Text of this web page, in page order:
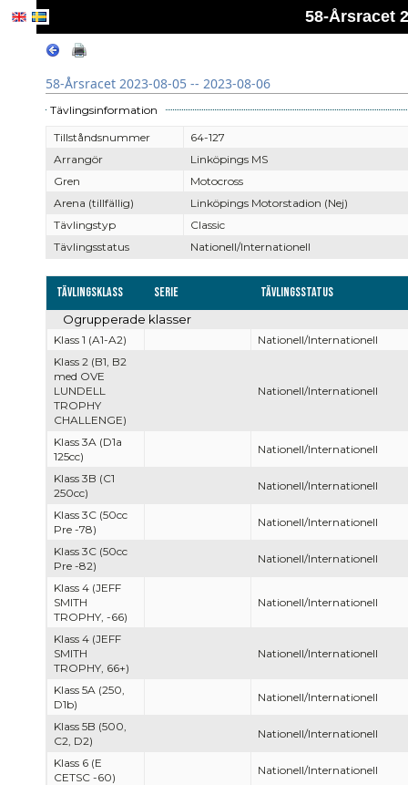
58-Årsracet
58-Årsracet 2023-08-05 -- 2023-08-06
Tävlingsinformation
Tillståndsnummer
64-127
Arrangör
Linköpings MS
Gren
Motocross
Arena (tillfällig)
Linköpings Motorstadion (Nej)
Tävlingstyp
Classic
Tävlingsstatus
Nationell/Internationell
Tävlingsklass Serie Tävlingsstatus
Ogrupperade klasser
Klass 1 (A1-A2)
Nationell/Internationell
Klass 2 (B1, B2
med OVE
LUNDELL
TROPHY
CHALLENGE)
Nationell/Internationell
Klass 3A (D1a
125cc)
Nationell/Internationell
Klass 3B (C1
250cc)
Nationell/Internationell
Klass 3C (50cc
Pre -78)
Nationell/Internationell
Klass 3C (50cc
Pre -82)
Nationell/Internationell
Klass 4 (JEFF
SMITH
TROPHY, -66)
Nationell/Internationell
Klass 4 (JEFF
SMITH
TROPHY, 66+)
Nationell/Internationell
Klass 5A (250,
D1b)
Nationell/Internationell
Klass 5B (500,
C2, D2)
Nationell/Internationell
Klass 6 (E
CETSC -60)
Nationell/Internationell